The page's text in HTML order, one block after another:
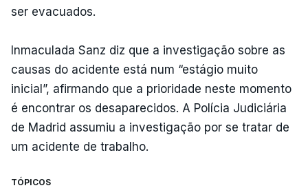
ser evacuados.
Inmaculada Sanz diz que a investigação sobre as
causas do acidente está num “estágio muito
inicial”, afirmando que a prioridade neste momento
é encontrar os desaparecidos. A Polícia Judiciária
de Madrid assumiu a investigação por se tratar de
um acidente de trabalho.
TÓPICOS